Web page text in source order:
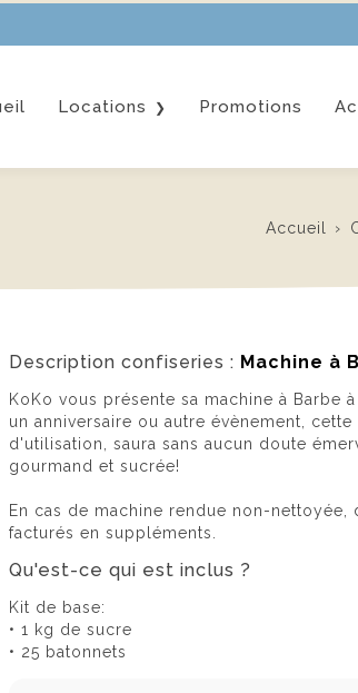
Locations Promotions
Accueil
Description confiseries : Machine à
KoKo vous présente sa machine à Barbe
un anniversaire ou autre évènement,
d'utilisation, saura sans aucun doute
gourmand et sucrée!
En cas de machine rendue non-
facturés en suppléments.
Qu'est-ce qui est inclus ?
Kit de base:
• 1 kg de sucre
• 25 batonnets